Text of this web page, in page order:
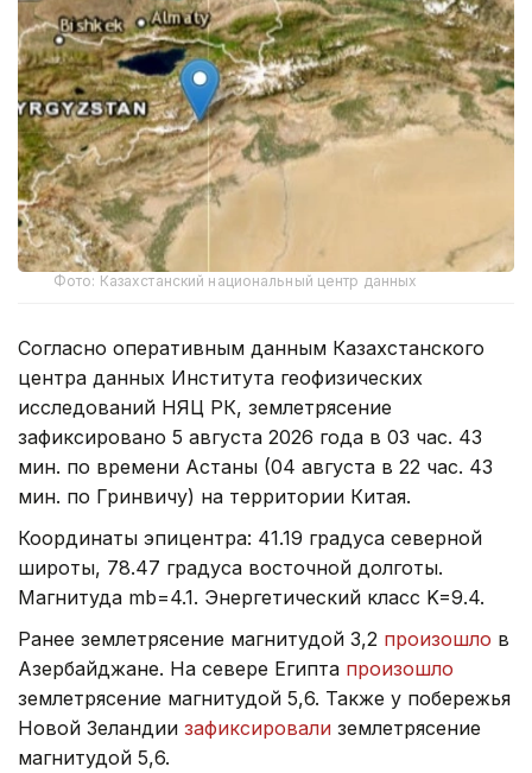
Фото: Казахстанский национальный центр данных
Согласно оперативным данным Казахстанского
центра данных Института геофизических
исследований НЯЦ РК, землетрясение
зафиксировано 5 августа 2026 года в 03 час. 43
мин. по времени Астаны (04 августа в 22 час. 43
мин. по Гринвичу) на территории Китая.
Координаты эпицентра: 41.19 градуса северной
широты, 78.47 градуса восточной долготы.
Магнитуда mb=4.1. Энергетический класс K=9.4.
Ранее землетрясение магнитудой 3,2 произошло в
Азербайджане. На севере Египта произошло
землетрясение магнитудой 5,6. Также у побережья
Новой Зеландии зафиксировали землетрясение
магнитудой 5,6.